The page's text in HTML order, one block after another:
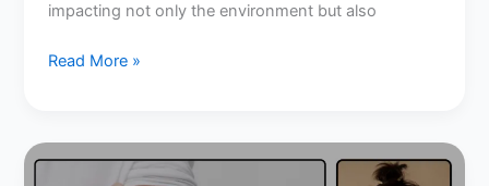
impacting not only the environment but also
Read More »
Best